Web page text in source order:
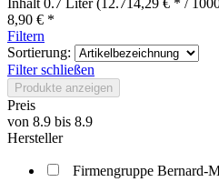
8,90 € *
Filtern
Sortierung:
Filter schließen
Produkte anzeigen
Preis
von 8.9 bis 8.9
Hersteller
Firmengruppe Bernard-